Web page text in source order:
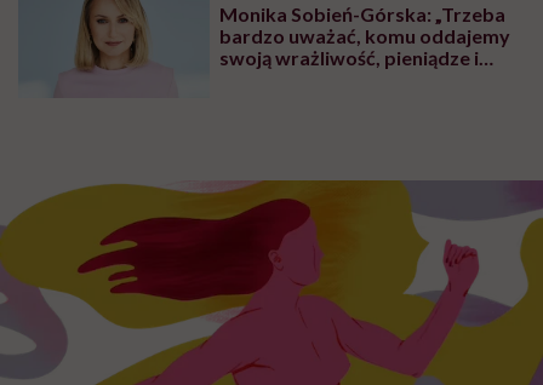
Monika Sobień-Górska: „Trzeba
bardzo uważać, komu oddajemy
swoją wrażliwość, pieniądze i